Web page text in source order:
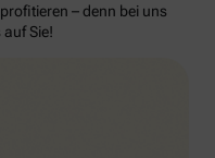
– denn bei uns
Sie!